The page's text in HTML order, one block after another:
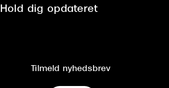
Hold dig opdateret
Tilmeld nyhedsbrev